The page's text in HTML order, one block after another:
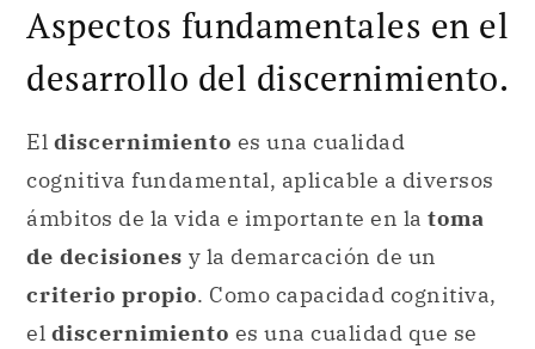
Aspectos fundamentales en el
desarrollo del discernimiento.
El discernimiento es una cualidad
cognitiva fundamental, aplicable a diversos
ámbitos de la vida e importante en la toma
de decisiones y la demarcación de un
criterio propio. Como capacidad cognitiva,
el discernimiento es una cualidad que se